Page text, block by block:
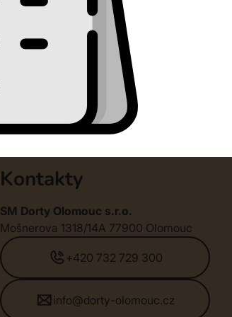
Kontakty
SM Dorty Olomouc s.r.o.
Mošnerova 1318/14A 77900 Olomouc
+420 732 729 300
info@dorty-olomouc.cz